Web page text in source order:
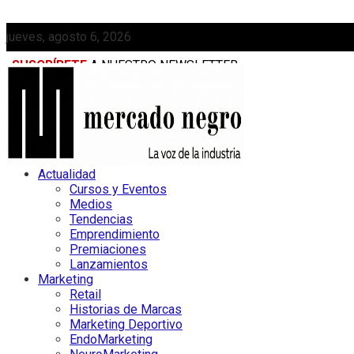
jueves, agosto 6, 2026
SUSCRÍBETE A NUESTRO NEWSLETTER
MEDIAKIT
Actualidad
Cursos y Eventos
Medios
Tendencias
Emprendimiento
Premiaciones
Lanzamientos
Marketing
Retail
Historias de Marcas
Marketing Deportivo
EndoMarketing